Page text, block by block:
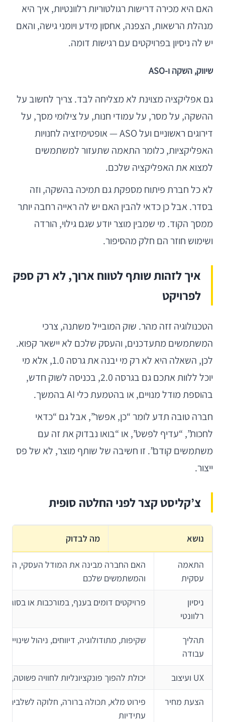
האם היא מכירה דרישות רגולטוריות רלוונטיות, איך היא
מנהלת הרשאות, הצפנה, אחסון מידע ויומני גישה, והאם
יש לה ניסיון בפרויקטים עם רגישות דומה.
שיווק, השקה ו-ASO
גם אפליקציה מצוינת לא מצליחה לבד. צריך לחשוב על
ההשקה, על מסר, על עמודי חנות, על צילומי מסך, על
דירוגים ראשוניים ועל ASO — אופטימיזציה לחנויות
האפליקציות, כלומר התאמה שתעזור למשתמשים
למצוא את האפליקציה שלכם.
לא כל חברת פיתוח מספקת גם תמיכה בהשקה, וזה
בסדר. אבל כן כדאי להבין האם יש לה ראייה רחבה יותר
ממסך הקוד. מי שמבין מוצר יודע שגם גילוי, הורדה
ושימוש חוזר הם חלק מהסיפור.
איך לזהות שותף לטווח ארוך, לא רק ספק
לפרויקט
הטכנולוגיה זזה מהר. שוק המובייל משתנה, צרכי
המשתמשים מתעדכנים, והעסק שלכם לא יישאר קפוא.
לכן, השאלה היא לא רק מי יבנה את גרסה 1.0, אלא מי
יוכל ללוות אתכם גם בגרסה 2.0, בכניסה לשוק חדש,
בהוספת מודל מנויים, או בהטמעת כלי AI בהמשך.
חברה טובה תדע לומר “כן, אפשר”, אבל גם “כדאי
לחכות”, “עדיף לפשט”, או “בואו נבדוק את זה עם
משתמשים קודם”. זו חשיבה של שותף מוצר, לא של פס
ייצור.
צ’קליסט קצר לפני החלטה סופית
נושא מה לבדוק
התאמה
עסקית
האם החברה מבינה את המודל העסקי,
והמשתמשים שלכם
ניסיון
רלוונטי
פרויקטים דומים בענף, במורכבות או בסוג
תהליך
עבודה
שקיפות, מתודולוגיה, דיווחים, ניהול שינויים
UX ועיצוב יכולת להפוך פונקציונליות לחוויה פשוטה,
הצעת מחיר
פירוט מלא, תכולה ברורה, חלוקה לשלבים
עתידיות